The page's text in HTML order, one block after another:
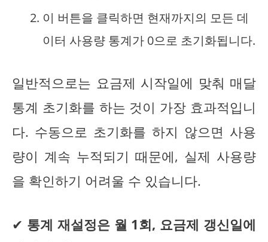
이 버튼을 클릭하면 현재까지의 모든 데
이터 사용량 통계가 0으로 초기화됩니다.
일반적으로는 요금제 시작일에 맞춰 매달
통계 초기화를 하는 것이 가장 효과적입니
다. 수동으로 초기화를 하지 않으면 사용
량이 계속 누적되기 때문에, 실제 사용량
을 확인하기 어려울 수 있습니다.
✔ 통계 재설정은 월 1회, 요금제 갱신일에